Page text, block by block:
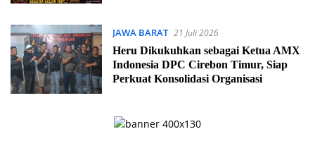
|
BERITA
CIREBON
RAYA
|
CIREBON
JAWA BARAT 21 Juli 2026
Heru Dikukuhkan sebagai Ketua AMX
Indonesia DPC Cirebon Timur, Siap
Perkuat Konsolidasi Organisasi